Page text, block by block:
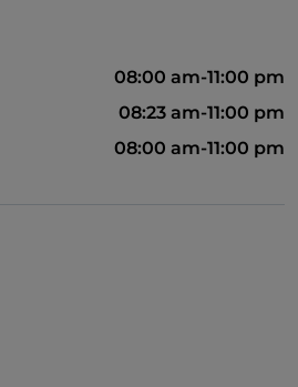
08:00 am-11:00 pm
08:23 am-11:00 pm
08:00 am-11:00 pm